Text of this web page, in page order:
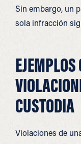
Sin embargo, un
sola infracción
CUSTODIA
Violaciones de